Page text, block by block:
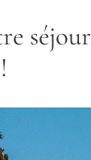
séjour